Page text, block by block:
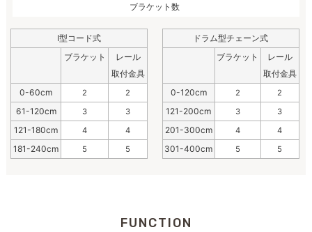
ブラケット数
I型コード式
ブラケット
レール
取付金具
0-60cm
2 2
61-120cm 3 3
121-180cm 4 4
181-240cm 5 5
ドラム型チェーン式
ブラケット
レール
取付金具
0-120cm
2 2
121-200cm 3 3
201-300cm 4 4
301-400cm 5 5
FUNCTION